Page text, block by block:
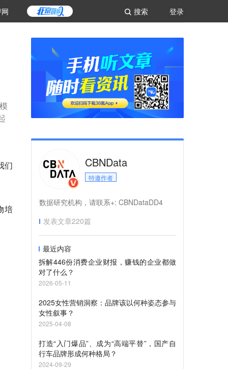
登录
搜索
们
培
CBNData
特邀作者
数据研究机构，请联系+: CBNDataDD4
发表文章220篇
最近内容
拆解446份消费企业财报，赚钱的企业都做
对了什么？
2026-05-11
2025女性营销洞察：品牌该以何种姿态参与
女性叙事？
2025-04-08
打造“入门爆品”、成为“高端平替”，国产自
行车品牌形成何种格局？
2024-09-29